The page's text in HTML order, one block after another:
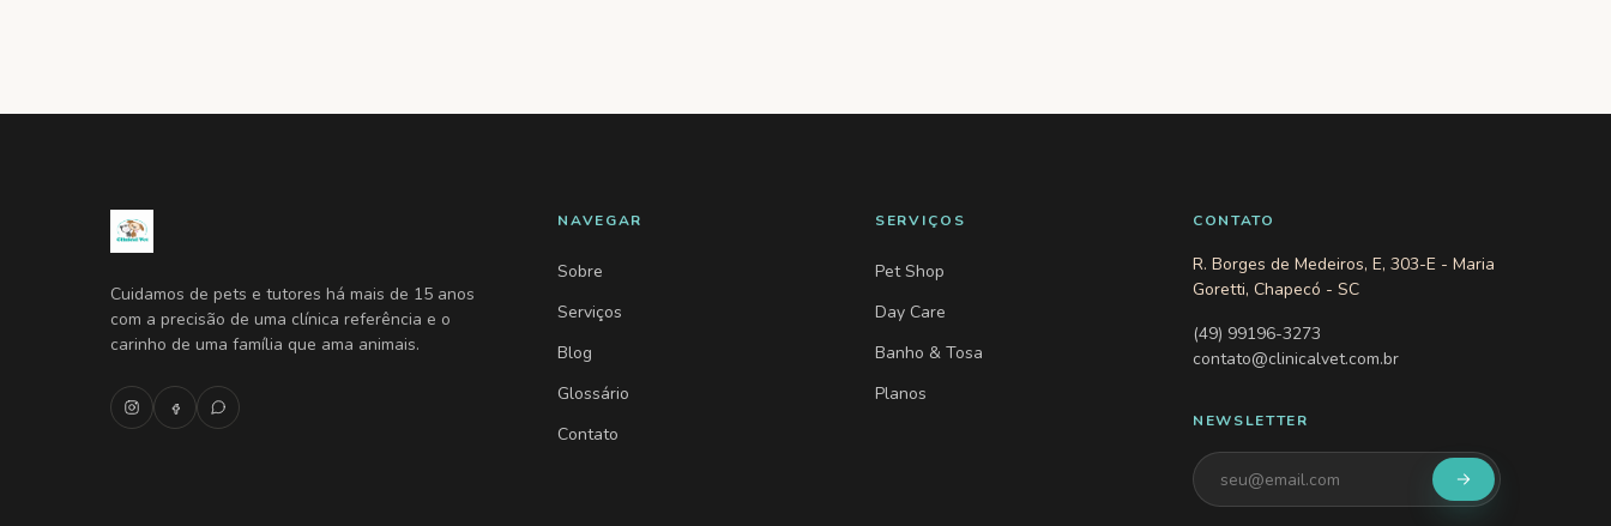
Cuidamos de pets e tutores há mais de 15 anos
com a precisão de uma clínica referência e o
carinho de uma família que ama animais.
NAVEGAR
Sobre
Serviços
Blog
Glossário
Contato
SERVIÇOS
Pet Shop
Day Care
Banho & Tosa
Planos
CONTATO
R. Borges de Medeiros, E, 303-E - Maria
Goretti, Chapecó - SC
(49) 99196-3273
contato@clinicalvet.com.br
NEWSLETTER